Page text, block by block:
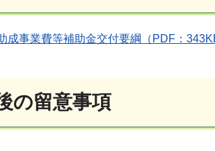
成事業費等補助金交付要綱（PDF：
の留意事項